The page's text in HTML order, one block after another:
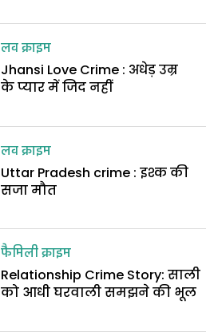
लव क्राइम
Jhansi Love Crime : अधेड़ उम्र
के प्यार में जिद नहीं
लव क्राइम
Uttar Pradesh crime : इश्क की
सजा मौत
फैमिली क्राइम
Relationship Crime Story: साली
को आधी घरवाली समझने की भूल